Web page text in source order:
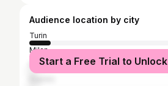
Audience location by city
Turin
Milan
Rome
Start a Free Trial to Unlock